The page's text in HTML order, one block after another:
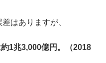
はありますが、
1兆3,000億円。（2018